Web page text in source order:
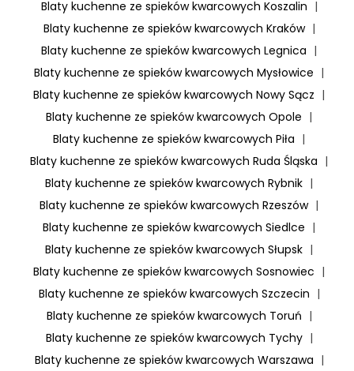
Blaty kuchenne ze spieków kwarcowych Koszalin |
Blaty kuchenne ze spieków kwarcowych Kraków |
Blaty kuchenne ze spieków kwarcowych Legnica |
Blaty kuchenne ze spieków kwarcowych Mysłowice |
Blaty kuchenne ze spieków kwarcowych Nowy Sącz |
Blaty kuchenne ze spieków kwarcowych Opole |
Blaty kuchenne ze spieków kwarcowych Piła |
Blaty kuchenne ze spieków kwarcowych Ruda Śląska |
Blaty kuchenne ze spieków kwarcowych Rybnik |
Blaty kuchenne ze spieków kwarcowych Rzeszów |
Blaty kuchenne ze spieków kwarcowych Siedlce |
Blaty kuchenne ze spieków kwarcowych Słupsk |
Blaty kuchenne ze spieków kwarcowych Sosnowiec |
Blaty kuchenne ze spieków kwarcowych Szczecin |
Blaty kuchenne ze spieków kwarcowych Toruń |
Blaty kuchenne ze spieków kwarcowych Tychy |
Blaty kuchenne ze spieków kwarcowych Warszawa |